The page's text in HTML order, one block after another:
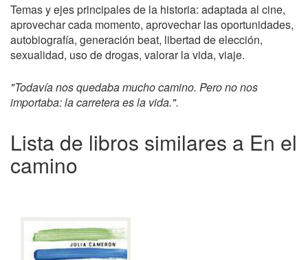
Temas y ejes principales de la historia: adaptada al cine,
aprovechar cada momento, aprovechar las oportunidades,
autobiografía, generación beat, libertad de elección,
sexualidad, uso de drogas, valorar la vida, viaje.
"Todavía nos quedaba mucho camino. Pero no nos
importaba: la carretera es la vida.".
Lista de libros similares a En el
camino